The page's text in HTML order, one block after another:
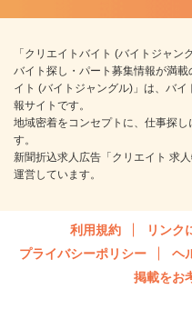
「クリエイトバイト (バイトジャ
バイト探し・パート募集情報が満
イト (バイトジャングル)」は、バ
報サイトです。
地域密着をコンセプトに、仕事探
す。
新聞折込求人広告「クリエイト 求
運営しています。
利用規約 リンク
プライバシーポリシー
ヘ
掲載をお